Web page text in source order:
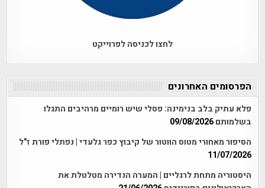
לחצו לכניסה לפרוייקט
הפרסומים האחרונים
פלא עתיק בלב בנימינה: פסלי שיש רומיים מרהיבים התגלו
בשלמותם 09/08/2026
הסיפור מאחורי מטוס הווטור של קיבוץ כפר גלעדי | נפתלי פורת ז"ל
11/07/2026
היסטוריה מתחת לרגליים | המערה הנדירה מטלטלת את